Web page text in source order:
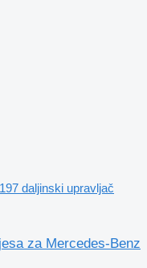
daljinski upravljač
za Mercedes-Benz